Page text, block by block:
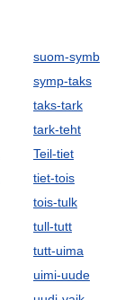
suom-symb
symp-taks
taks-tark
tark-teht
Teil-tiet
tiet-tois
tois-tulk
tull-tutt
tutt-uima
uimi-uude